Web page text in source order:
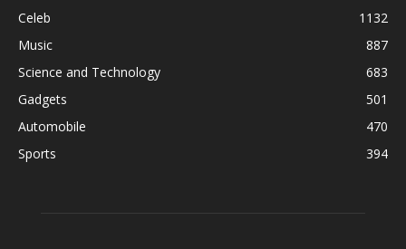
Celeb
1132
Music
887
Science and Technology
683
Gadgets
501
Automobile
470
Sports
394